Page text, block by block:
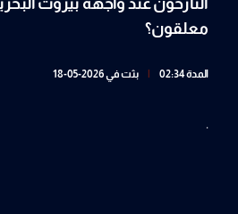
النازحون عند واجهة بيروت
معلقون؟
المدة 02:34 بثت في 2026-05-18
.